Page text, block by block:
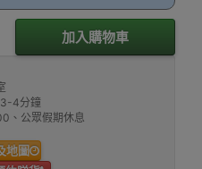
加入購物車
3-4分鐘
、公眾假期休息
地圖